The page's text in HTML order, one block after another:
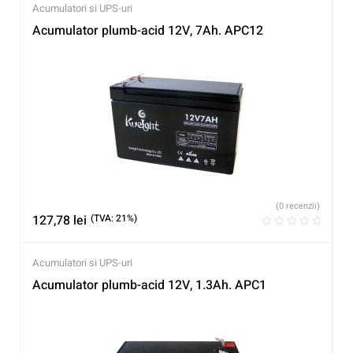
Acumulatori si UPS-uri
Acumulator plumb-acid 12V, 7Ah. APC12
127,78 lei (TVA: 21%)
(0 recenzii)
Acumulatori si UPS-uri
Acumulator plumb-acid 12V, 1.3Ah. APC1